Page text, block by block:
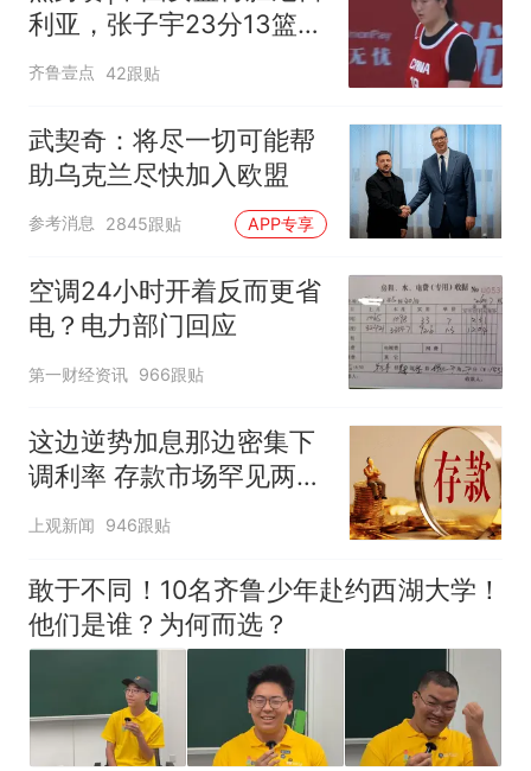
利亚，张子宇23分13篮板
表现抢眼
齐鲁壹点 42跟贴
武契奇：将尽一切可能帮
助乌克兰尽快加入欧盟
参考消息 2845跟贴 APP专享
空调24小时开着反而更省
电？电力部门回应
第一财经资讯 966跟贴
这边逆势加息那边密集下
调利率 存款市场罕见两极
分化
上观新闻 946跟贴
敢于不同！10名齐鲁少年赴约西湖大学！
他们是谁？为何而选？